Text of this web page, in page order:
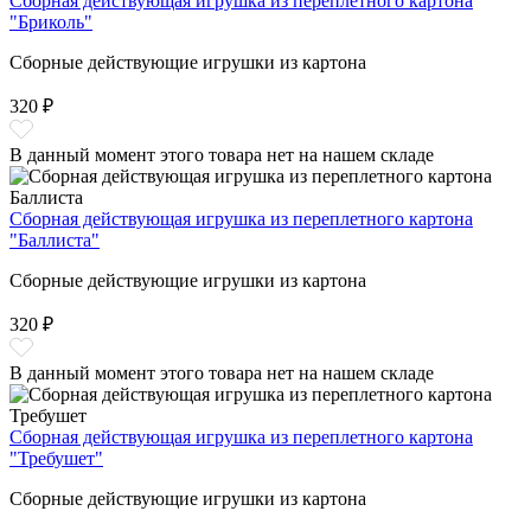
"Бриколь"
Сборные действующие игрушки из картона
320 ₽
В данный момент этого товара нет на нашем складе
Сборная действующая игрушка из переплетного картона
"Баллиста"
Сборные действующие игрушки из картона
320 ₽
В данный момент этого товара нет на нашем складе
Сборная действующая игрушка из переплетного картона
"Требушет"
Сборные действующие игрушки из картона